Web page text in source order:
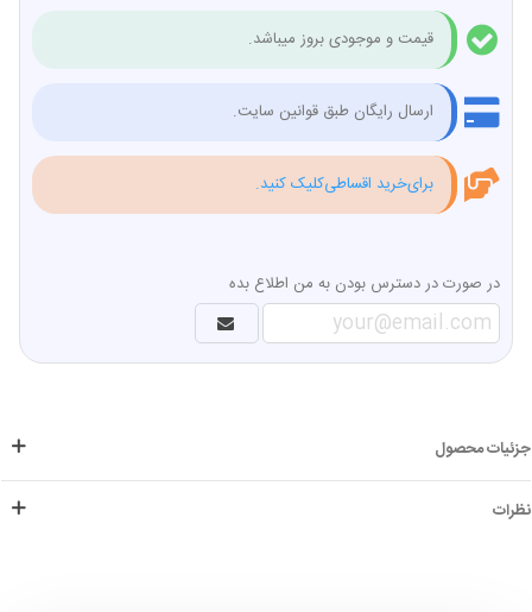
قیمت و موجودی بروز میباشد.
ارسال رایگان طبق قوانین سایت.
برای‌خرید اقساطی‌کلیک کنید.
در صورت در دسترس بودن به من اطلاع بده
جزئیات محصول
نظرات